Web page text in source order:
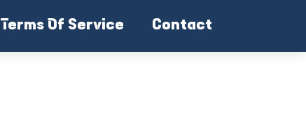
Terms Of Service Contact